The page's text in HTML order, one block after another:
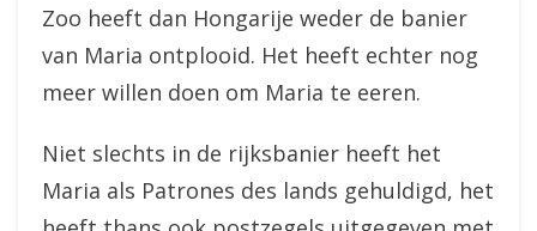
Zoo heeft dan Hongarije weder de banier
van Maria ontplooid. Het heeft echter nog
meer willen doen om Maria te eeren.
Niet slechts in de rijksbanier heeft het
Maria als Patrones des lands gehuldigd, het